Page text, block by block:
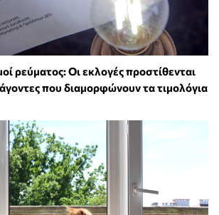
ρεύματος: Οι εκλογές προστίθενται
που διαμορφώνουν τα τιμολόγια